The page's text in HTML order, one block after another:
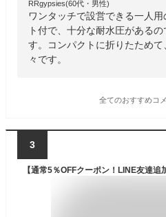
RRgypsies(60代・男性)
ワンタッチで設営できる一人
ト付で、十分な耐水圧がある
す。コンパクトに折りたため
々です。
全てのおすすめコ
3